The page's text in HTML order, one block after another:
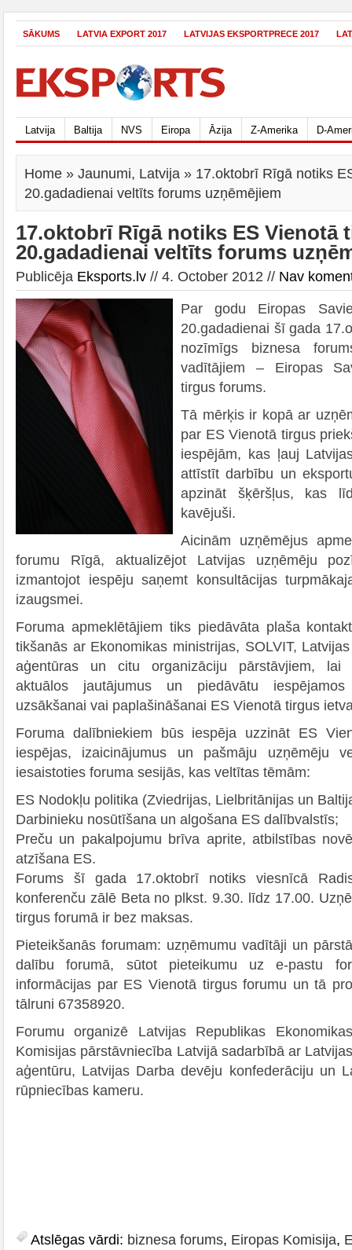
SĀKUMS LATVIA EXPORT 2017 LATVIJAS EKSPORTPRECE 2017
Latvija Baltija NVS Eiropa Āzija Z-Amerika D-
Home » Jaunumi, Latvija » 17.oktobrī Rīgā notiks
20.gadadienai veltīts forums uzņēmējiem
17.oktobrī Rīgā notiks ES Vienotā
20.gadadienai veltīts forums
Publicēja Eksports.lv // 4. October 2012 // Nav
Par godu Eiropas
20.gadadienai šī gada
nozīmīgs biznesa
vadītājiem – Eiropas
tirgus forums.
Tā mērķis ir kopā ar
par ES Vienotā tirgus
iespējām, kas ļauj
attīstīt darbību un
apzināt šķēršļus, kas
kavējuši.
Aicinām uzņēmējus
forumu Rīgā, aktualizējot Latvijas uzņēmēju
izmantojot iespēju saņemt konsultācijas
izaugsmei.
Foruma apmeklētājiem tiks piedāvāta plaša
tikšanās ar Ekonomikas ministrijas, SOLVIT,
aģentūras un citu organizāciju pārstāvjiem, lai
aktuālos jautājumus un piedāvātu
uzsākšanai vai paplašināšanai ES Vienotā tirgus
Foruma dalībniekiem būs iespēja uzzināt ES
iespējas, izaicinājumus un pašmāju uzņēmēju
iesaistoties foruma sesijās, kas veltītas tēmām:
ES Nodokļu politika (Zviedrijas, Lielbritānijas un
Darbinieku nosūtīšana un algošana ES dalībvalstīs;
Preču un pakalpojumu brīva aprite, atbilstības
atzīšana ES.
Forums šī gada 17.oktobrī notiks viesnīcā
konferenču zālē Beta no plkst. 9.30. līdz 17.00.
tirgus forumā ir bez maksas.
Pieteikšanās forumam: uzņēmumu vadītāji un
dalību forumā, sūtot pieteikumu uz e-pastu
informācijas par ES Vienotā tirgus forumu un tā
tālruni 67358920.
Forumu organizē Latvijas Republikas
Komisijas pārstāvniecība Latvijā sadarbībā ar
aģentūru, Latvijas Darba devēju konfederāciju un
rūpniecības kameru.
Atslēgas vārdi: biznesa forums, Eiropas Komisija,